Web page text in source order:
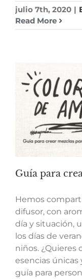
julio 7th, 2020 |
Read More
Guía para
Hemos
difusor, con
día y situación,
los días de
niños. ¿Quieres
esencias únicas
guía para